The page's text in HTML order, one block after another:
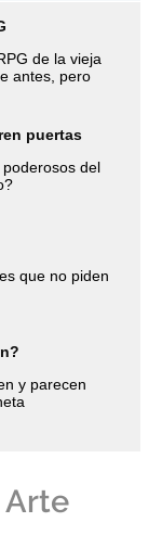
de la vieja
antes, pero
puertas
del
que no piden
y parecen
Arte